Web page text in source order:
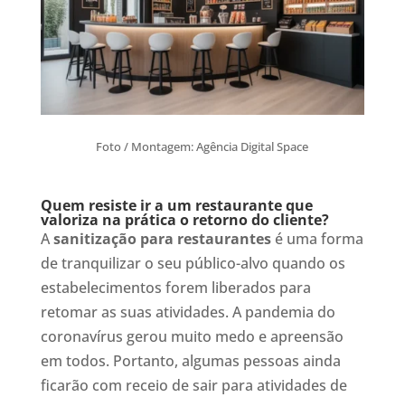
Foto / Montagem: Agência Digital Space
Quem resiste ir a um restaurante que
valoriza na prática o retorno do cliente?
Asanitização para restaurantesé uma forma
de tranquilizar o seu público-alvo quando os
estabelecimentos forem liberados para
retomar as suas atividades. A pandemia do
coronavírus gerou muito medo e apreensão
em todos. Portanto, algumas pessoas ainda
ficarão com receio de sair para atividades de